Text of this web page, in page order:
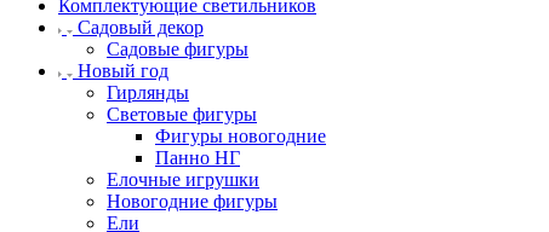
Комплектующие светильников
Садовый декор
Садовые фигуры
Новый год
Гирлянды
Световые фигуры
Фигуры новогодние
Панно НГ
Елочные игрушки
Новогодние фигуры
Ели